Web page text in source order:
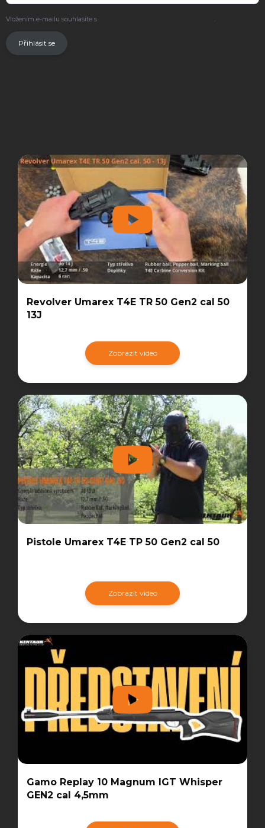
Vložením e-mailu souhlasíte s .
Přihlásit se
Revolver Umarex T4E TR 50 Gen2 cal 50
13J
Zobrazit video
Pistole Umarex T4E TP 50 Gen2 cal 50
Zobrazit video
Gamo Replay 10 Magnum IGT Whisper
GEN2 cal 4,5mm